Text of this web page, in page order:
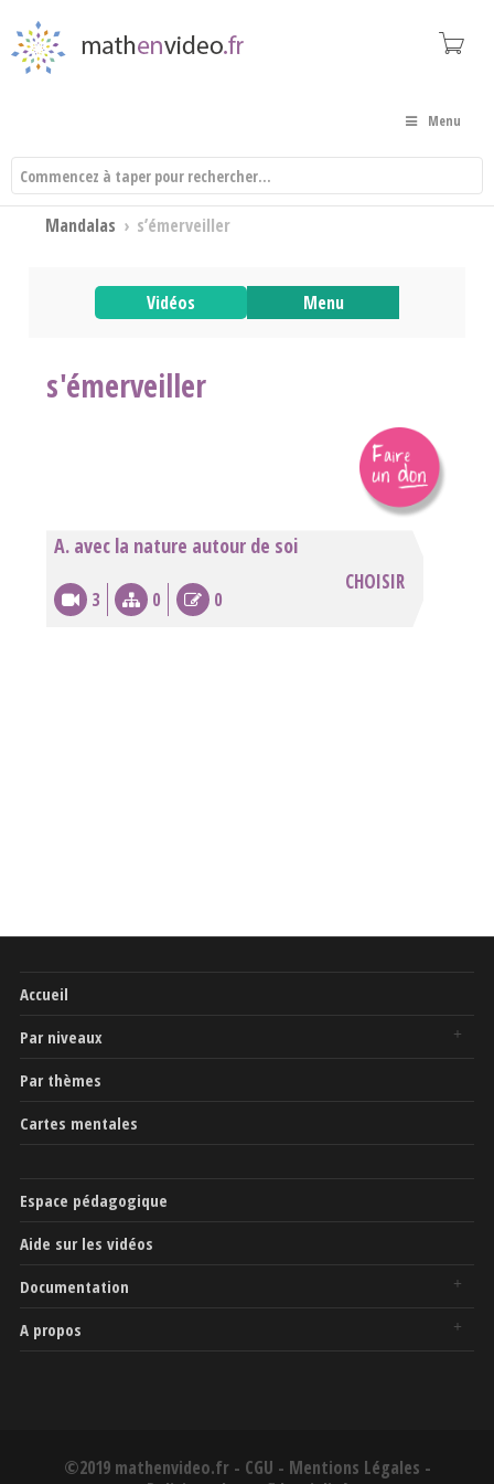
Menu
Mandalas › s’émerveiller
Vidéos Menu
s'émerveiller
A. avec la nature autour de soi
CHOISIR
3 0 0
Accueil
Par niveaux
Par thèmes
Cartes mentales
Espace pédagogique
Aide sur les vidéos
Documentation
A propos
©2019 mathenvideo.fr - CGU - Mentions Légales -